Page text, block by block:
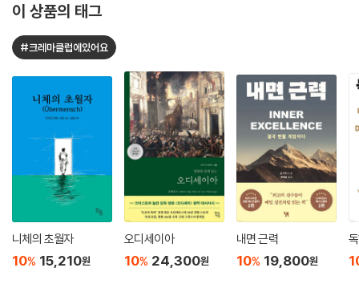
이 상품의 태그
#크레마클럽에있어요
니체의 초월자
10% 15,210원
오디세이아
10% 24,300원
내면 근력
10% 19,800원